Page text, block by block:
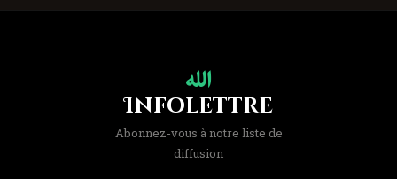
Infolettre
Abonnez-vous à notre liste de
diffusion